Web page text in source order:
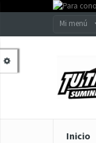
Mi menú
Inicio